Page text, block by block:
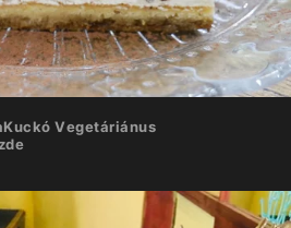
Vegetáriánus